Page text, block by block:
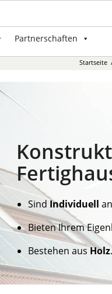
Partnerschaften
Startseite
Sind Individuell
Bieten Ihrem
Bestehen ausHolz.